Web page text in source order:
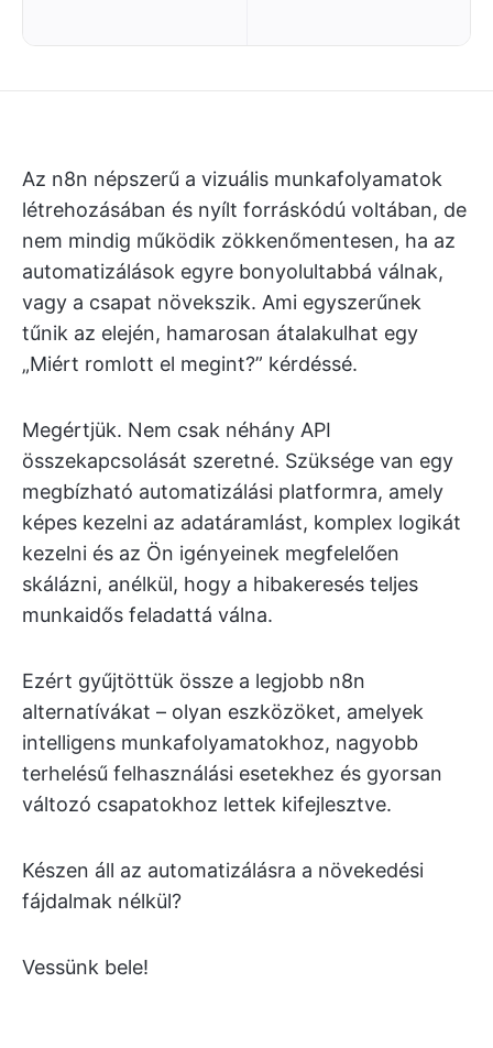
Az n8n népszerű a vizuális munkafolyamatok
létrehozásában és nyílt forráskódú voltában, de
nem mindig működik zökkenőmentesen, ha az
automatizálások egyre bonyolultabbá válnak,
vagy a csapat növekszik. Ami egyszerűnek
tűnik az elején, hamarosan átalakulhat egy
„Miért romlott el megint?” kérdéssé.
Megértjük. Nem csak néhány API
összekapcsolását szeretné. Szüksége van egy
megbízható automatizálási platformra, amely
képes kezelni az adatáramlást, komplex logikát
kezelni és az Ön igényeinek megfelelően
skálázni, anélkül, hogy a hibakeresés teljes
munkaidős feladattá válna.
Ezért gyűjtöttük össze a legjobb n8n
alternatívákat – olyan eszközöket, amelyek
intelligens munkafolyamatokhoz, nagyobb
terhelésű felhasználási esetekhez és gyorsan
változó csapatokhoz lettek kifejlesztve.
Készen áll az automatizálásra a növekedési
fájdalmak nélkül?
Vessünk bele!